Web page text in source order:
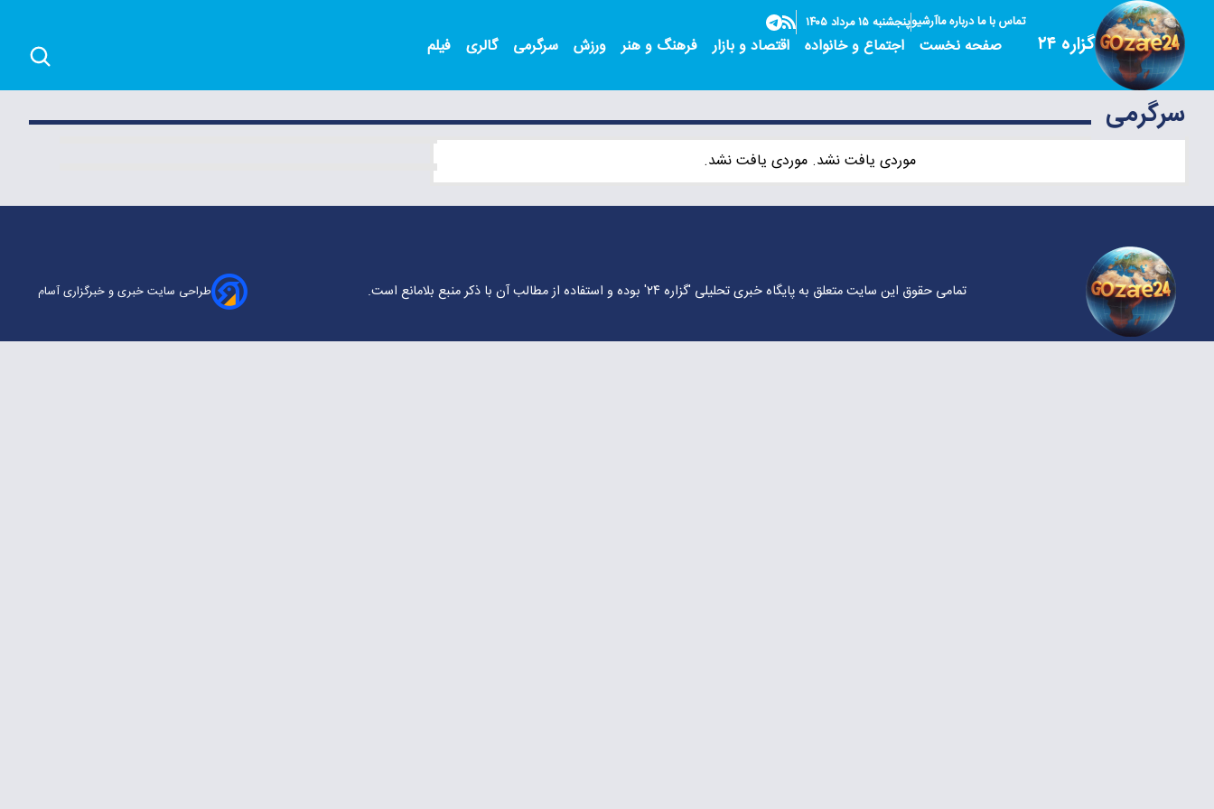
گزاره ۲۴
تماس با مادرباره ماآرشیوپنجشنبه ۱۵ مرداد ۱۴۰۵
صفحه نخست اجتماع و خانواده اقتصاد و بازار فرهنگ و هنر ورزش سرگرمی گالری فیلم
سرگرمی
موردی یافت نشد. موردی یافت نشد.
تمامی حقوق این سایت متعلق به پایگاه خبری تحلیلی 'گزاره ۲۴' بوده و استفاده از مطالب آن با ذکر منبع بلامانع است. طراحی سایت خبری و خبرگزاری آسام